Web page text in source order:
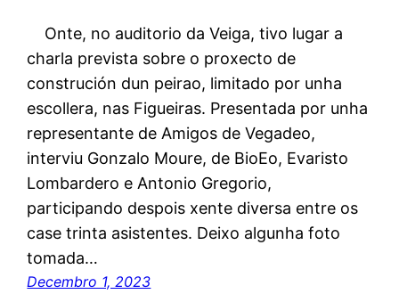
Onte, no auditorio da Veiga, tivo lugar a
charla prevista sobre o proxecto de
construción dun peirao, limitado por unha
escollera, nas Figueiras. Presentada por unha
representante de Amigos de Vegadeo,
interviu Gonzalo Moure, de BioEo, Evaristo
Lombardero e Antonio Gregorio,
participando despois xente diversa entre os
case trinta asistentes. Deixo algunha foto
tomada…
Decembro 1, 2023